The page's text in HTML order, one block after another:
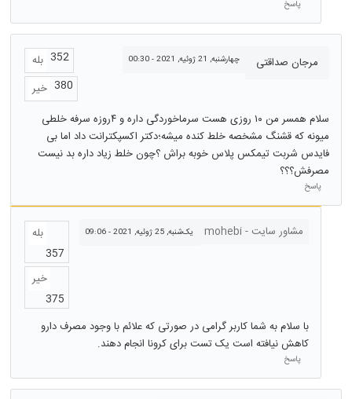
پاسخ
مرجان صداقتی چهارشنبه, 21 ژوئیه, 2021 - 00:30 بله 352
خیر 380
سلام همسر من ۱۰ روزی هست سرماخوردگی داره و ۴روزه سرفه خلطی
میونه که قشنگ مشخصه خلط کنده میشه؛دکتر اکسپکترانت داد اما بی
فایدس شربت تیمکس پلاس خوبه براش ؟چون خلط زیاد داره بد نیست
مصرفش؟؟؟
پاسخ
مشاور سایت - mohebi یک‌شنبه, 25 ژوئیه, 2021 - 09:06
بله
357
خیر
375
با سلام به شما کاربر گرامی در صورتی که علائم با وجود مصرف دارو
کاهش نیافته است یک تست برای کرونا انجام دهند.
پاسخ